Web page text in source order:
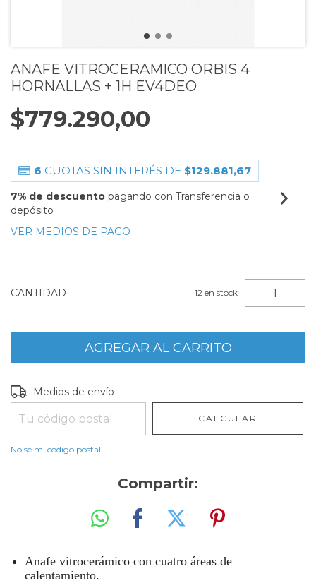
ANAFE VITROCERAMICO ORBIS 4
HORNALLAS + 1H EV4DEO
$779.290,00
6 CUOTAS SIN INTERÉS DE $129.881,67
7% de descuento pagando con Transferencia o
depósito
VER MEDIOS DE PAGO
CANTIDAD 12 en stock
Entregas para el CP:
Medios de envío
CALCULAR
No sé mi código postal
Compartir:
Anafe vitrocerámico con cuatro áreas de
calentamiento.